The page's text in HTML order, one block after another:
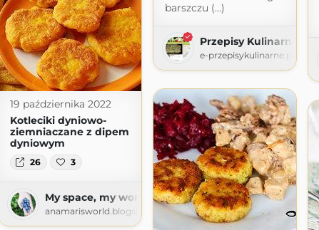
barszczu (...)
Przepisy Kulinarne
e-przepisykulinarne.pl
19 października 2022
Kotleciki dyniowo-
ziemniaczane z dipem
dyniowym
26 3
My space, my world. Ana Mari's world.
anamarisworld.blogspot.com